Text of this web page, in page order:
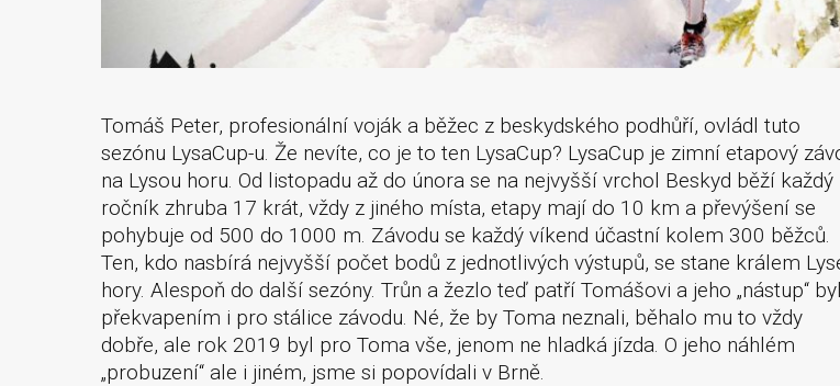
Tomáš Peter, profesionální voják a běžec z beskydského podhůří, ovládl tuto
sezónu LysaCup-u. Že nevíte, co je to ten LysaCup? LysaCup je zimní etapový
na Lysou horu. Od listopadu až do února se na nejvyšší vrchol Beskyd běží každý
ročník zhruba 17 krát, vždy z jiného místa, etapy mají do 10 km a převýšení se
pohybuje od 500 do 1000 m. Závodu se každý víkend účastní kolem 300 běžců.
Ten, kdo nasbírá nejvyšší počet bodů z jednotlivých výstupů, se stane králem
hory. Alespoň do další sezóny. Trůn a žezlo teď patří Tomášovi a jeho „nástup“ byl
překvapením i pro stálice závodu. Né, že by Toma neznali, běhalo mu to vždy
dobře, ale rok 2019 byl pro Toma vše, jenom ne hladká jízda. O jeho náhlém
„probuzení“ ale i jiném, jsme si popovídali v Brně.